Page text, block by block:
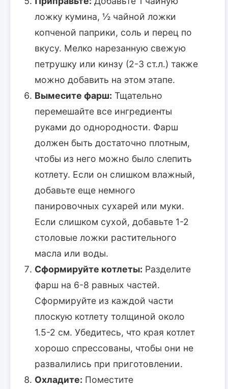
ложку кумина, ½ чайной ложки
копченой паприки, соль и перец по
вкусу. Мелко нарезанную свежую
петрушку или кинзу (2-3 ст.л.) также
можно добавить на этом этапе.
Вымесите фарш: Тщательно
перемешайте все ингредиенты
руками до однородности. Фарш
должен быть достаточно плотным,
чтобы из него можно было слепить
котлету. Если он слишком влажный,
добавьте еще немного
панировочных сухарей или муки.
Если слишком сухой, добавьте 1-2
столовые ложки растительного
масла или воды.
Сформируйте котлеты: Разделите
фарш на 6-8 равных частей.
Сформируйте из каждой части
плоскую котлету толщиной около
1.5-2 см. Убедитесь, что края котлет
хорошо спрессованы, чтобы они не
развалились при приготовлении.
Охладите: Поместите